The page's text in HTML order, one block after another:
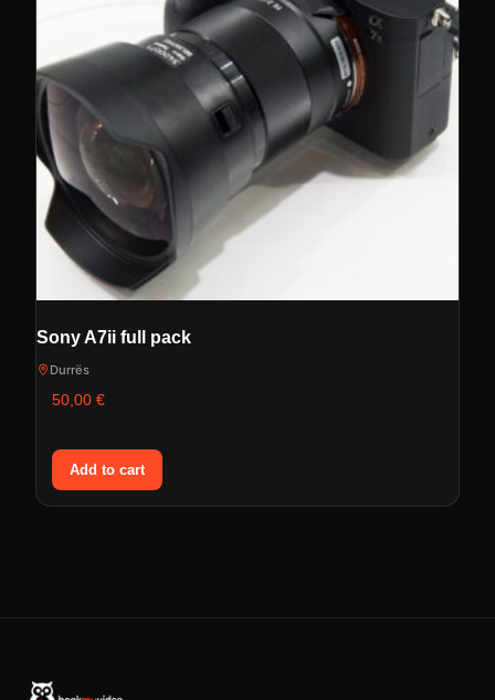
Sony A7ii full pack
Durrës
50,00€
Add to cart